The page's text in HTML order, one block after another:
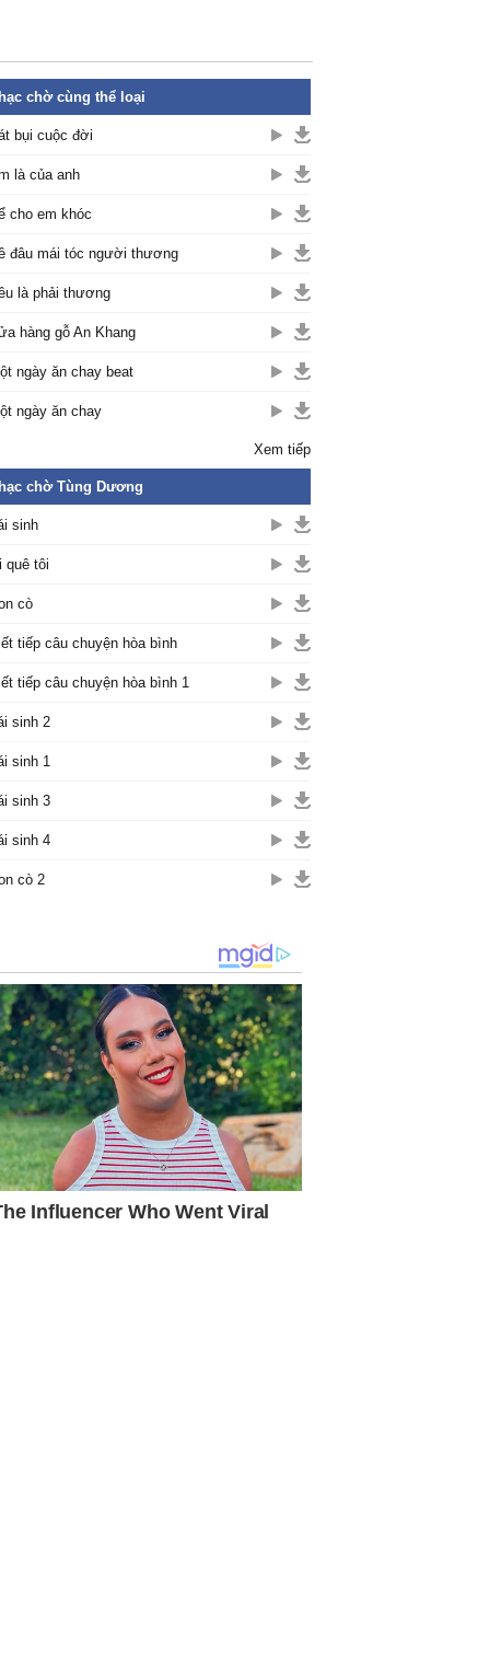
chờ cùng thể loại
bụi cuộc đời
là của anh
cho em khóc
đâu mái tóc người thương
là phải thương
hàng gỗ An Khang
ngày ăn chay beat
ngày ăn chay
Xem tiếp
chờ Tùng Dương
sinh
quê tôi
cò
tiếp câu chuyện hòa bình
tiếp câu chuyện hòa bình 1
sinh 2
sinh 1
sinh 3
sinh 4
cò 2